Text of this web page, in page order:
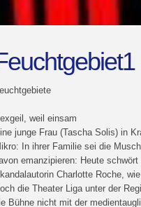
weil einsam
junge Frau (Tascha Solis) in
In ihrer Familie sei die
emanzipieren: Heute
Charlotte Roche,
die Theater Liga unter der
Bühne nicht mit der